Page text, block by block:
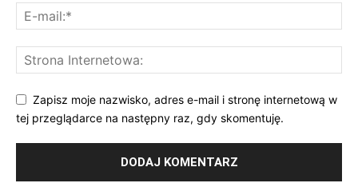
Zapisz moje nazwisko, adres e-mail i stronę internetową w
tej przeglądarce na następny raz, gdy skomentuję.